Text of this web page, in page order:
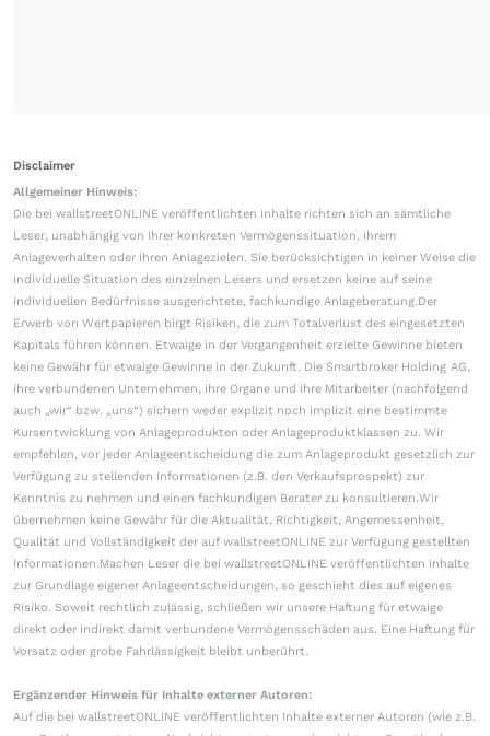
Disclaimer
Allgemeiner Hinweis:
Die bei wallstreetONLINE veröffentlichten Inhalte richten sich an sämtliche
Leser, unabhängig von ihrer konkreten Vermögenssituation, ihrem
Anlageverhalten oder ihren Anlagezielen. Sie berücksichtigen in keiner Weise die
individuelle Situation des einzelnen Lesers und ersetzen keine auf seine
individuellen Bedürfnisse ausgerichtete, fachkundige Anlageberatung.Der
Erwerb von Wertpapieren birgt Risiken, die zum Totalverlust des eingesetzten
Kapitals führen können. Etwaige in der Vergangenheit erzielte Gewinne bieten
keine Gewähr für etwaige Gewinne in der Zukunft. Die Smartbroker Holding AG,
ihre verbundenen Unternehmen, ihre Organe und ihre Mitarbeiter (nachfolgend
auch „wir“ bzw. „uns“) sichern weder explizit noch implizit eine bestimmte
Kursentwicklung von Anlageprodukten oder Anlageproduktklassen zu. Wir
empfehlen, vor jeder Anlageentscheidung die zum Anlageprodukt gesetzlich zur
Verfügung zu stellenden Informationen (z.B. den Verkaufsprospekt) zur
Kenntnis zu nehmen und einen fachkundigen Berater zu konsultieren.Wir
übernehmen keine Gewähr für die Aktualität, Richtigkeit, Angemessenheit,
Qualität und Vollständigkeit der auf wallstreetONLINE zur Verfügung gestellten
Informationen.Machen Leser die bei wallstreetONLINE veröffentlichten Inhalte
zur Grundlage eigener Anlageentscheidungen, so geschieht dies auf eigenes
Risiko. Soweit rechtlich zulässig, schließen wir unsere Haftung für etwaige
direkt oder indirekt damit verbundene Vermögensschäden aus. Eine Haftung für
Vorsatz oder grobe Fahrlässigkeit bleibt unberührt.
Ergänzender Hinweis für Inhalte externer Autoren:
Auf die bei wallstreetONLINE veröffentlichten Inhalte externer Autoren (wie z.B.